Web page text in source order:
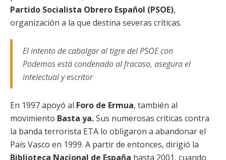
Partido Socialista Obrero Español (PSOE),
organización a la que destina severas críticas.
El intento de cabalgar al tigre del PSOE con
Podemos está condenado al fracaso, asegura el
intelectual y escritor
En 1997 apoyó al Foro de Ermua, también al
movimiento Basta ya.Sus numerosas críticas contra
la banda terrorista ETA lo obligaron a abandonar el
País Vasco en 1999. A partir de entonces, dirigió la
Biblioteca Nacional de España hasta 2001, cuando